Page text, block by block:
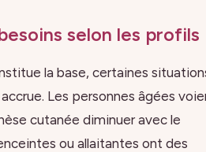
selon les profils
la base, certaines
Les personnes âgées
cutanée diminuer avec le
ou allaitantes ont des